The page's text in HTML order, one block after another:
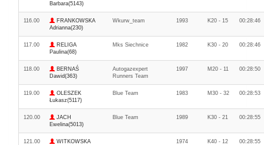
Barbara(5143)
116.00
FRANKOWSKA
Adrianna(230)
Wkurw_team 1993 K20 - 15 00:28:46
117.00
RELIGA
Paulina(68)
Mks Siechnice 1982 K30 - 20 00:28:46
118.00
BERNAŚ
Dawid(363)
Autogazexpert
Runners Team
1997 M20 - 11 00:28:50
119.00
OLESZEK
Łukasz(5117)
Blue Team 1983 M30 - 32 00:28:53
120.00
JACH
Ewelina(5013)
Blue Team 1989 K30 - 21 00:28:55
121.00
WITKOWSKA
1974 K40 - 12 00:28:55